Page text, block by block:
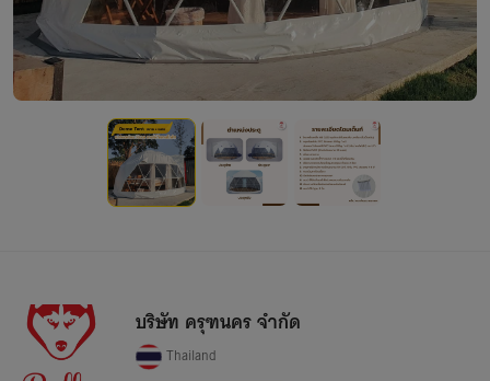
บริษัท ครุฑนคร จำกัด
Thailand